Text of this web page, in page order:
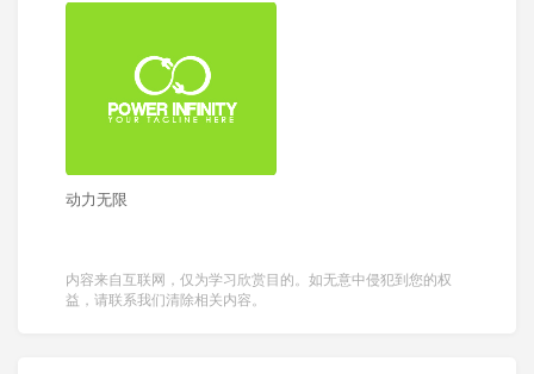
动力无限
内容来自互联网，仅为学习欣赏目的。如无意中侵犯到您的权
益，请联系我们清除相关内容。